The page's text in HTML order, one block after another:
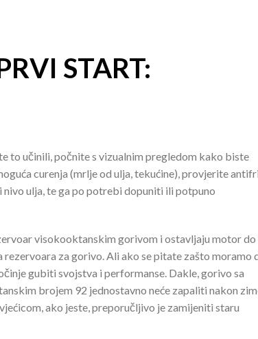
START:
to učinili, počnite s vizualnim pregledom kako biste
curenja (mrlje od ulja, tekućine), provjerite
ulja, te ga po potrebi dopuniti ili potpuno
visokooktanskim gorivom i ostavljaju motor do
za gorivo. Ali ako se pitate zašto moramo
gubiti svojstva i performanse. Dakle, gorivo sa
brojem 92 jednostavno neće zapaliti nakon
ako jeste, preporučljivo je zamijeniti staru